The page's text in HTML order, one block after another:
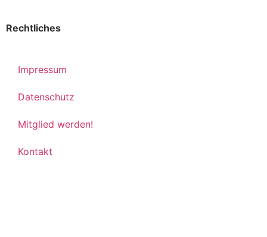
Rechtliches
Impressum
Datenschutz
Mitglied werden!
Kontakt